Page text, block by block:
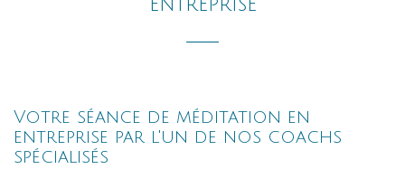
entreprise
Votre séance de méditation en
entreprise par l'un de nos coachs
spécialisés